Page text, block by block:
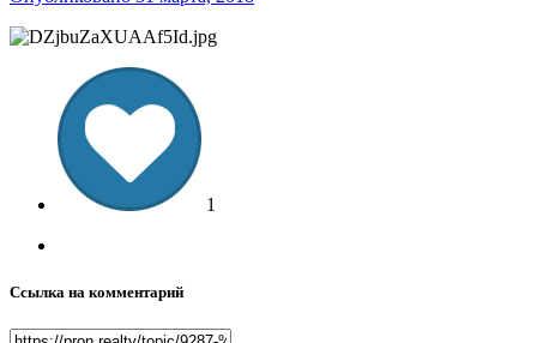
1
Ссылка на комментарий